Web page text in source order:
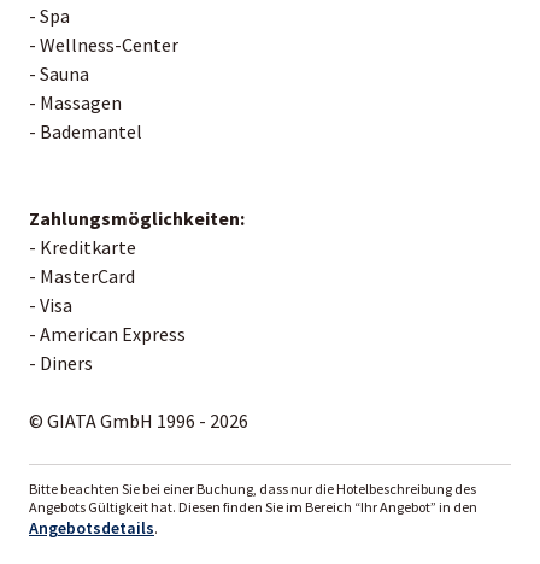
- Spa
- Wellness-Center
- Sauna
- Massagen
- Bademantel
Zahlungsmöglichkeiten:
- Kreditkarte
- MasterCard
- Visa
- American Express
- Diners
© GIATA GmbH 1996 - 2026
Bitte beachten Sie bei einer Buchung, dass nur die Hotelbeschreibung des
Angebots Gültigkeit hat. Diesen finden Sie im Bereich “Ihr Angebot” in den
Angebotsdetails.